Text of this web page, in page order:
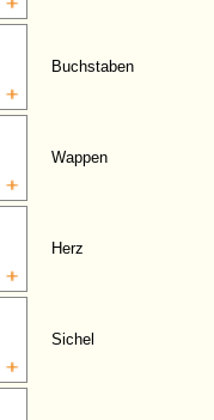
Buchstaben
Wappen
Herz
Sichel